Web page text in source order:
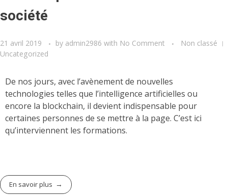
société
21 avril 2019 by admin2986 with No Comment
Non classé
Uncategorized
De nos jours, avec l’avènement de nouvelles
technologies telles que l’intelligence artificielles ou
encore la blockchain, il devient indispensable pour
certaines personnes de se mettre à la page. C’est ici
qu’interviennent les formations.
En savoir plus